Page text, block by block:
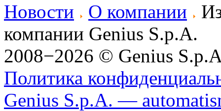
Новости О компании
компании Genius S.p.A.
2008−2026 © Genius
Политика
Genius S.p.A. —